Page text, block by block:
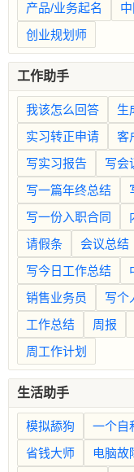
产品/业务起名
创业规划师
工作助手
我该怎么回答 生
实习转正申请
客
写实习报告
写会
写一篇年终总结
写一份入职合同
请假条
会议总结
写今日工作总结
销售业务员
写个
工作总结
周报
周工作计划
生活助手
模拟舔狗 一个自
省钱大师
电脑故